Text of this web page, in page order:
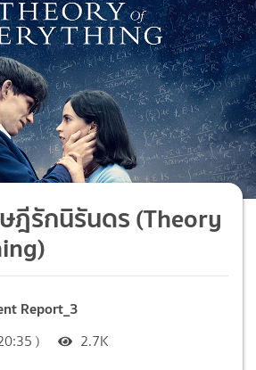
ฎีรักนิรันดร (Theory
Report_3
) 2.7K